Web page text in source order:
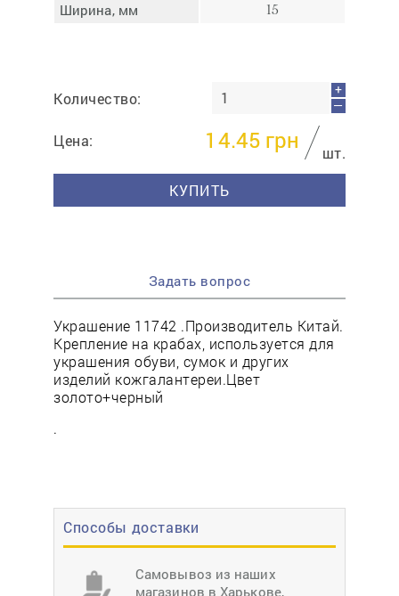
Способы доставки
Самовывоз из наших
магазинов в Харькове,
Ширина, мм 15
Количество:
+
—
Цена: 14.45 грн
шт.
КУПИТЬ
Задать вопрос
Украшение 11742 .Производитель Китай.
Крепление на крабах, используется для
украшения обуви, сумок и других
изделий кожгалантереи.Цвет
золото+черный
.